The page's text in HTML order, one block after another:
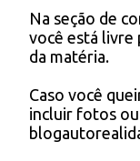
t
á
r
i
o
P
o
s
a
r
u
Na seção de
você está livre
da matéria.
Caso você
incluir fotos ou